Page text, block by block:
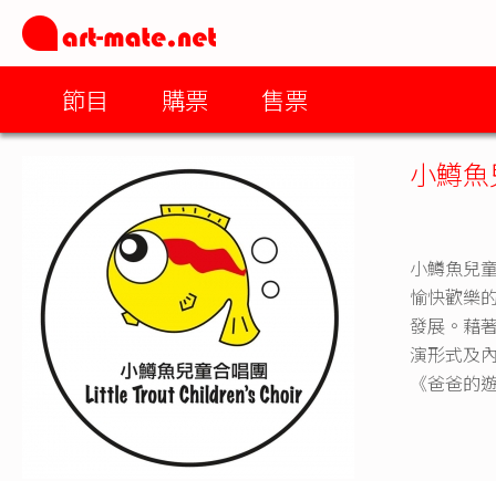
節目 購票 售票
小鱒
小鱒魚兒
愉快歡樂
發展。藉
演形式及
《爸爸的